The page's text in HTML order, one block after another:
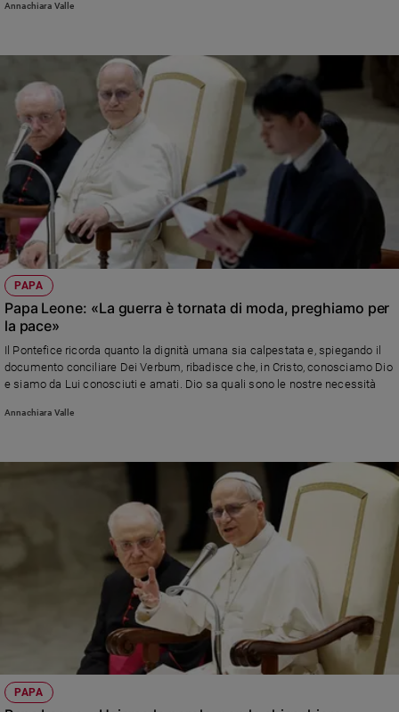
Diritti
Caso
della
settimana
Migranti
Diversità
e
inclusione
Costume
Cultura
e
spettacoli
Sanremo
2026
Cinema,
e
Coppia
Scuola
Annachiara Valle
PAPA
Papa Leone: «La guerra è tornata di moda, preghiamo per
la pace»
Il Pontefice ricorda quanto la dignità umana sia calpestata e, spiegando il
documento conciliare Dei Verbum, ribadisce che, in Cristo, conosciamo Dio
e siamo da Lui conosciuti e amati. Dio sa quali sono le nostre necessità
Annachiara Valle
PAPA